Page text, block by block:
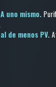
uno mismo.
.
de menos PV.